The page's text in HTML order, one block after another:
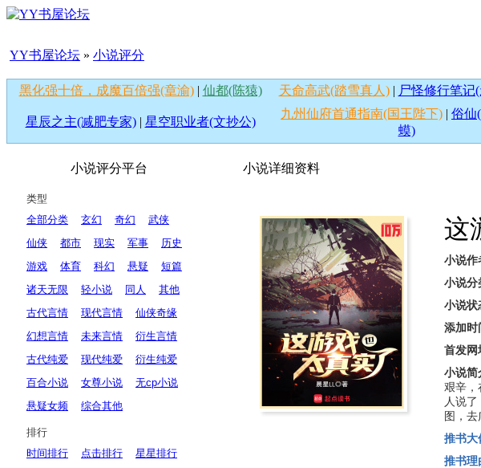
YY书屋论坛 » 小说评分
黑化强十倍，成魔百倍强(章渝)| 仙都(陈猿) 天命高武(踏雪真人)| 尸怪修行笔记
星辰之主(减肥专家)| 星空职业者(文抄公)
九州仙府首通指南(国王陛下) | 俗仙
蟆)
小说评分平台
类型
全部分类
玄幻 奇幻
武侠
仙侠
都市 现实 军事
历史
游戏
体育 科幻 悬疑
短篇
诸天无限
轻小说 同人
其他
古代言情
现代言情
仙侠奇缘
幻想言情
未来言情
衍生言情
古代纯爱
现代纯爱
衍生纯爱
百合小说
女尊小说
无cp小说
悬疑女频
综合其他
排行
时间排行
点击排行
星星排行
小说详细资料
这
小说作
小说分
小说状
添加时
首发网
小说简
艰辛，
人说
图，
推书大
推书理